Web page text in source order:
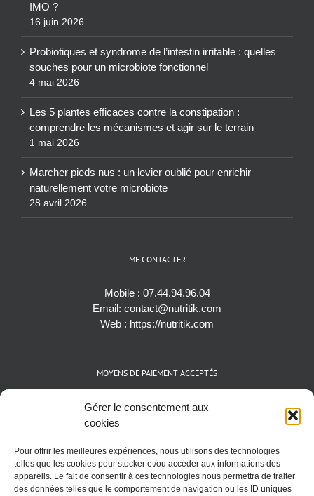
Gérer le consentement aux
cookies
Pour offrir les meilleures expériences, nous utilisons des technologies
telles que les cookies pour stocker et/ou accéder aux informations des
appareils. Le fait de consentir à ces technologies nous permettra de traiter
des données telles que le comportement de navigation ou les ID uniques
IMO ?
16 juin 2026
Probiotiques et syndrome de l’intestin irritable : quelles
souches pour un microbiote fonctionnel
4 mai 2026
Les 5 plantes efficaces contre la constipation :
comprendre les mécanismes et agir sur le terrain
1 mai 2026
Marcher pieds nus : un levier oublié pour enrichir
naturellement votre microbiote
28 avril 2026
ME CONTACTER
Mobile : 07.44.94.96.04
Email: contact@nutritik.com
Web : https://nutritik.com
MOYENS DE PAIEMENT ACCEPTÉS
Espèces (EUR)
Cartes bancaires (VISA, Mastercard et AMEX)
Cryptomonnaies (BTC)